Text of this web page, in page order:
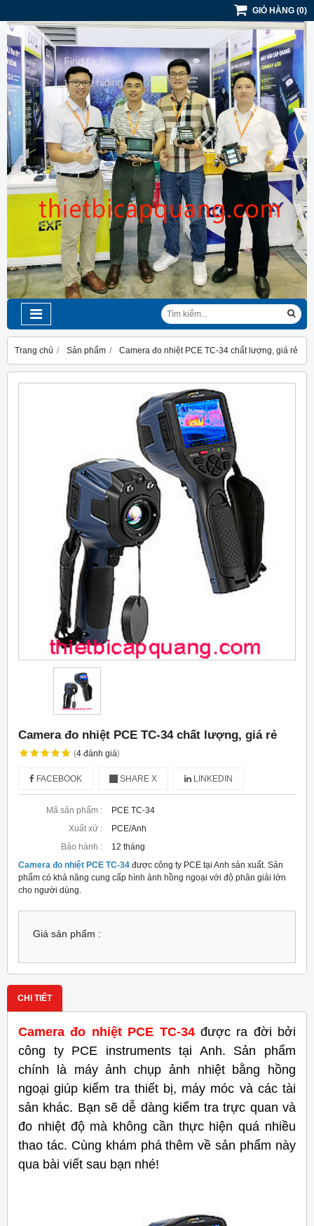
GIỎ HÀNG (0)
Trang chủ Sản phẩm Camera đo nhiệt PCE TC-34 chất lượng, giá rẻ
Camera đo nhiệt PCE TC-34 chất lượng, giá rẻ
(4 đánh giá)
FACEBOOK SHARE X LINKEDIN
Mã sản phẩm :
PCE TC-34
Xuất xứ :
PCE/Anh
Bảo hành :
12 tháng
Camera đo nhiệt PCE TC-34 được công ty PCE tại Anh sản xuất. Sản
phẩm có khả năng cung cấp hình ảnh hồng ngoại với độ phân giải lớn
cho người dùng.
Giá sản phẩm :
CHI TIẾT
Camera đo nhiệt PCE TC-34 được ra đời bởi
công ty PCE instruments tại Anh. Sản phẩm
chính là máy ảnh chụp ảnh nhiệt bằng hồng
ngoại giúp kiểm tra thiết bị, máy móc và các tài
sản khác. Bạn sẽ dễ dàng kiểm tra trực quan và
đo nhiệt độ mà không cần thực hiện quá nhiều
thao tác. Cùng khám phá thêm về sản phẩm này
qua bài viết sau bạn nhé!